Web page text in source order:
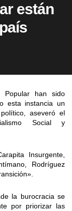
están
Popular han sido
esta instancia un
aseveró el
Social y
Insurgente,
Rodríguez
la burocracia se
por priorizar las